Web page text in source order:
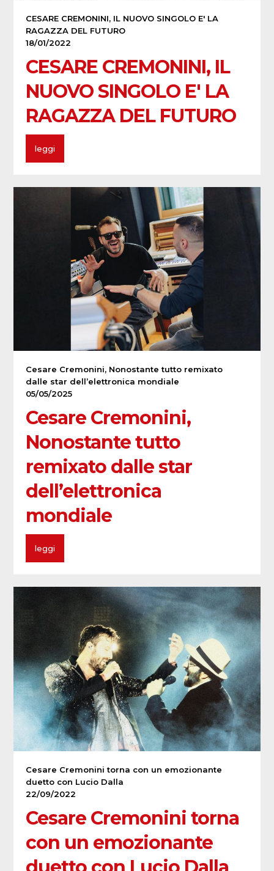
CESARE CREMONINI, IL NUOVO SINGOLO E' LA
RAGAZZA DEL FUTURO
18/01/2022
CESARE CREMONINI, IL
NUOVO SINGOLO E' LA
RAGAZZA DEL FUTURO
leggi
Cesare Cremonini, Nonostante tutto remixato
dalle star dell’elettronica mondiale
05/05/2025
Cesare Cremonini,
Nonostante tutto
remixato dalle star
dell’elettronica
mondiale
leggi
Cesare Cremonini torna con un emozionante
duetto con Lucio Dalla
22/09/2022
Cesare Cremonini torna
con un emozionante